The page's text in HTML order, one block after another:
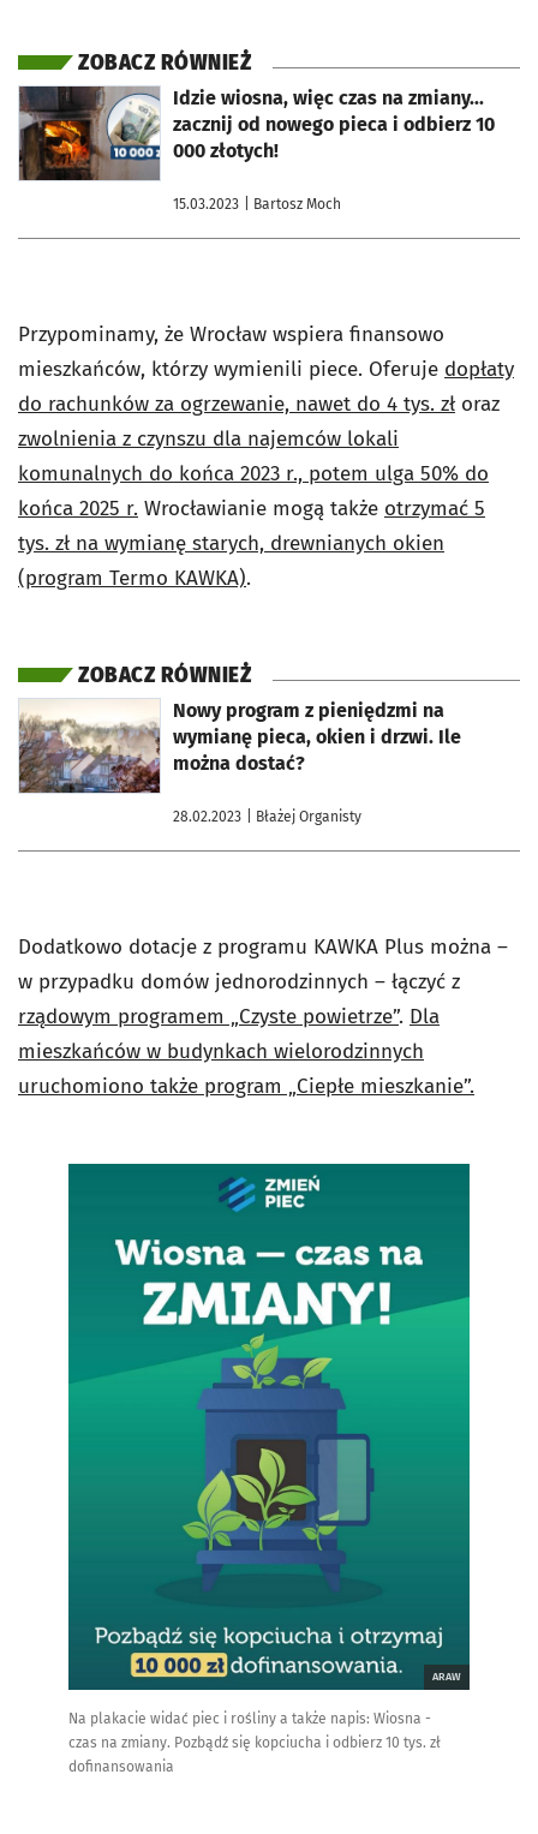
ZOBACZ RÓWNIEŻ
Idzie wiosna, więc czas na zmiany...
zacznij od nowego pieca i odbierz 10
000 złotych!
15.03.2023 | Bartosz Moch
otworzy się w nowej karcie
Przypominamy, że Wrocław wspiera finansowo
mieszkańców, którzy wymienili piece. Oferuje dopłaty
do rachunków za ogrzewanie, nawet do 4 tys. złoraz
zwolnienia z czynszu dla najemców lokali
komunalnych do końca 2023 r., potem ulga 50% do
końca 2025 r. Wrocławianie mogą także otrzymać 5
tys. zł na wymianę starych, drewnianych okien
(program Termo KAWKA).
ZOBACZ RÓWNIEŻ
Nowy program z pieniędzmi na
wymianę pieca, okien i drzwi. Ile
można dostać?
28.02.2023 | Błażej Organisty
otworzy się w nowej karcie
Dodatkowo dotacje z programu KAWKA Plus można –
w przypadku domów jednorodzinnych – łączyć z
rządowym programem „Czyste powietrze”. Dla
mieszkańców w budynkach wielorodzinnych
uruchomiono także program „Ciepłe mieszkanie”.
ARAW
Na plakacie widać piec i rośliny a także napis: Wiosna -
czas na zmiany. Pozbądź się kopciucha i odbierz 10 tys. zł
dofinansowania